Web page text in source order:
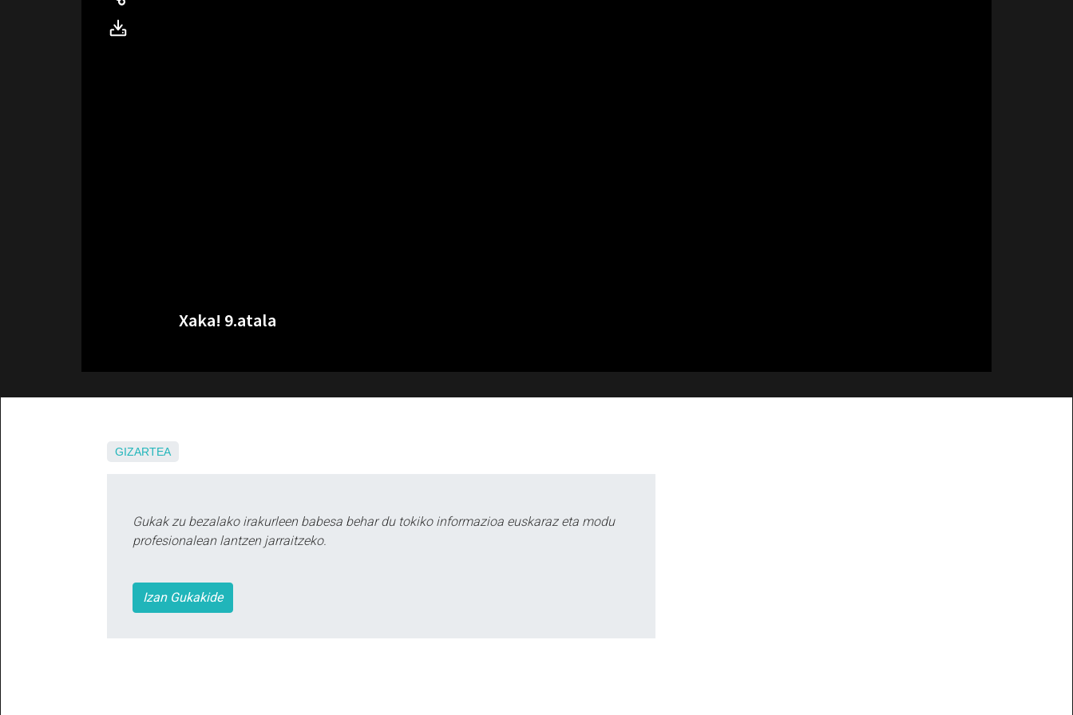
Xaka! 9.atala
GIZARTEA
Gukak zu bezalako irakurleen babesa behar du tokiko informazioa euskaraz eta modu
profesionalean lantzen jarraitzeko.
Izan Gukakide